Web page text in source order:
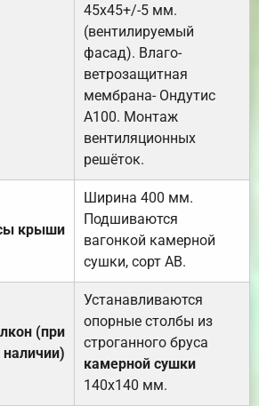
45х45+/-5 мм.
(вентилируемый
фасад). Влаго-
ветрозащитная
мембрана- Ондутис
А100. Монтаж
вентиляционных
решёток.
крыши
Ширина 400 мм.
Подшиваются
вагонкой камерной
сушки, сорт АВ.
(при
наличии)
Устанавливаются
опорные столбы из
строганного бруса
камерной сушки
140х140 мм.